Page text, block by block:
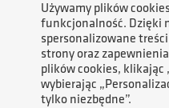
do Prezesa Urzędu
notyfikacji do Komisji
wyłącznie na
Używamy plików
funkcjonalność. Dzięki
spersonalizowane
strony oraz
plików cookies, klikając
wybierając
tylko niezbędne”.